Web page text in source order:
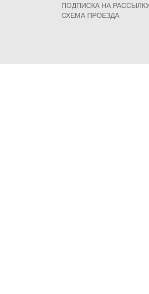
ПОДПИСКА НА
СХЕМА ПРОЕЗДА